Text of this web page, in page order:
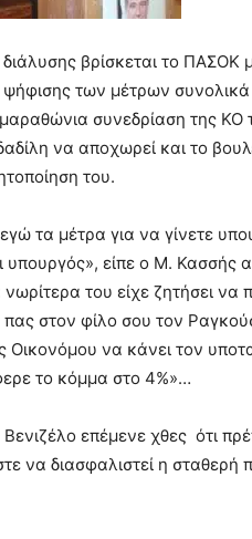
βρίσκεται το
των μέτρων
μαραθώνια συνεδρίαση της
να αποχωρεί και το
του.
τα μέτρα για να γίνετε
υπουργός», είπε ο Μ.
του είχε ζητήσει
στον φίλο σου τον
Οικονόμου να κάνει τον
το κόμμα στο 4%»…
επέμενε χθες ότι
να διασφαλιστεί η σταθερή